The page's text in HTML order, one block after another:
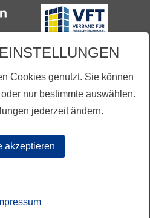
(m/w/d) verzichtet.
Cookies genutzt. Sie können
nur bestimmte auswählen.
jederzeit ändern.
akzeptieren